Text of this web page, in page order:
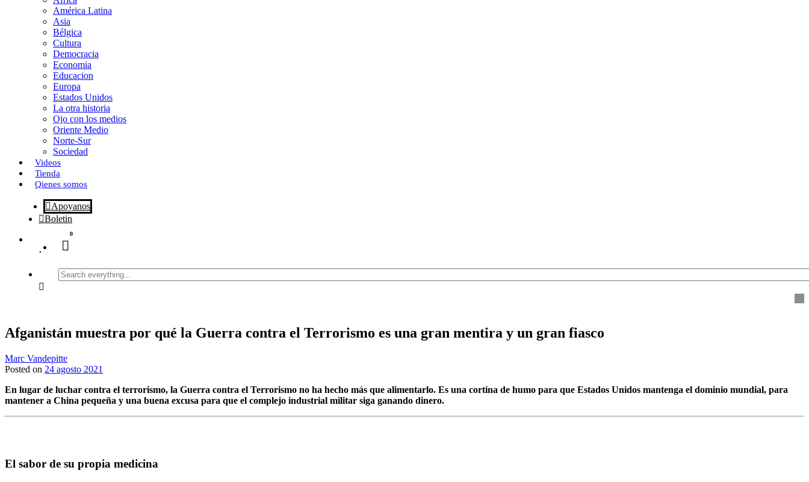
i
r
América Latina
Asia
Bélgica
Cultura
Democracia
Economia
Educacion
Europa
Estados Unidos
La otra historia
Ojo con los medios
Oriente Medio
Norte-Sur
Sociedad
Videos
Tienda
Qienes somos
Apoyanos
Boletin
0
Search
everything...
Afganistán muestra por qué la Guerra contra el Terrorismo es una gran mentira y un gran fiasco
Marc Vandepitte
Posted on 24 agosto 2021
En lugar de luchar contra el terrorismo, la Guerra contra el Terrorismo no ha hecho más que alimentarlo. Es una cortina de humo para que Estados Unidos mantenga el dominio mundial, para
mantener a China pequeña y una buena excusa para que el complejo industrial militar siga ganando dinero.
El sabor de su propia medicina